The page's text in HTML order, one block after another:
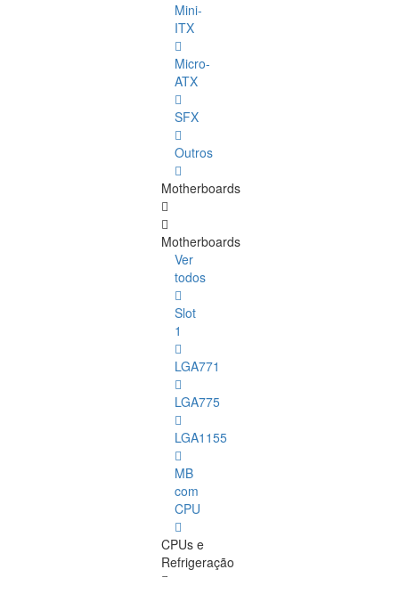
Mini-
ITX
Micro-
ATX
SFX
Outros
Motherboards
Motherboards
Ver
todos
Slot
1
LGA771
LGA775
LGA1155
MB
com
CPU
CPUs e
Refrigeração